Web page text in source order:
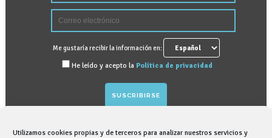
Utilizamos cookies propias y de terceros para analizar nuestros servicios y
Me gustaría recibir la información en:
He leído y acepto la Política de privacidad